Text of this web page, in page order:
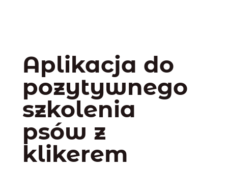
Aplikacja do
pozytywnego
szkolenia
psów z
klikerem